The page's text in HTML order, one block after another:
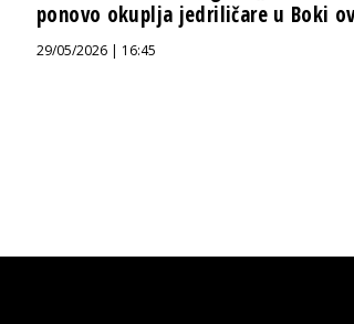
ponovo okuplja jedriličare u Boki
29/05/2026 | 16:45